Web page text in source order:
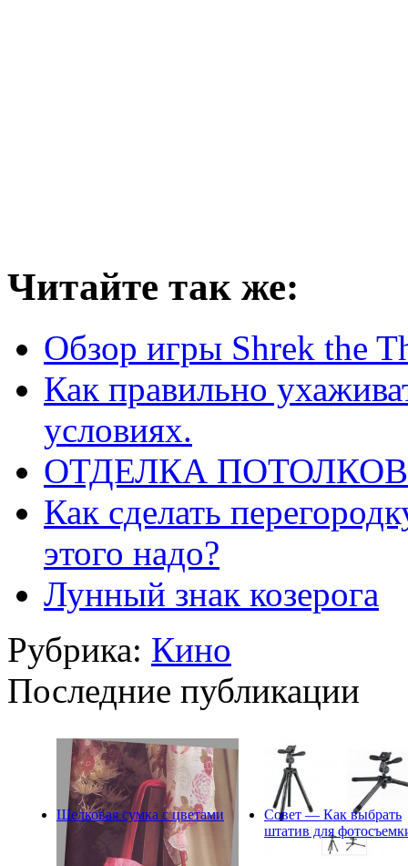
Читайте так же:
Обзор игры Shrek the
Как правильно
условиях.
ОТДЕЛКА
Как сделать
этого надо?
Лунный знак козерога
Рубрика: Кино
Последние публикации
Шелковая сумка с цветами
Совет — Как выбрать
штатив для